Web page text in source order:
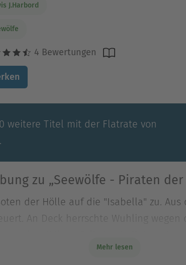
J.Harbord
4 Bewertungen
weitere Titel mit der Flatrate von
zu „Seewölfe - Piraten der
der Hölle auf die "Isabella" zu.
An Deck herrschte Wuhling
An Deck herrschte Wuhling
Mehr lesen